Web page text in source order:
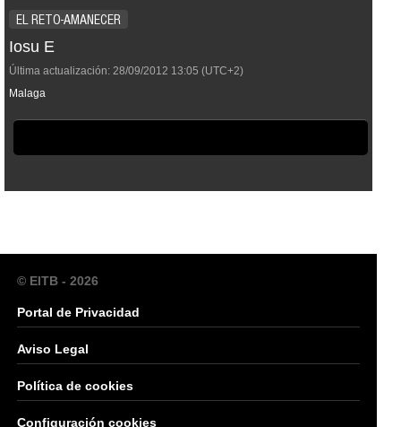
EL RETO-AMANECER
Iosu E
Última actualización: 28/09/2012 13:05 (UTC+2)
Malaga
© EITB - 2026
Portal de Privacidad
Aviso Legal
Política de cookies
Configuración cookies